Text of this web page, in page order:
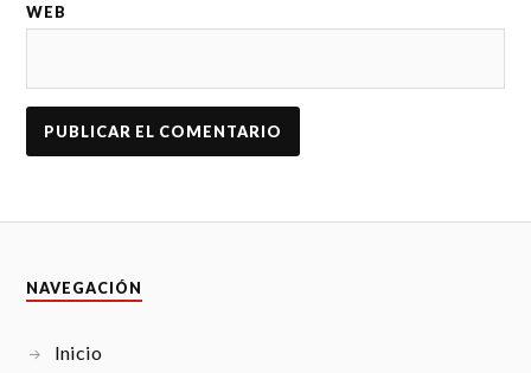
WEB
NAVEGACIÓN
Inicio